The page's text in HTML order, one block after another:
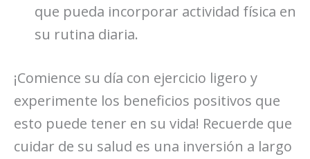
que pueda incorporar actividad física en
su rutina diaria.
¡Comience su día con ejercicio ligero y
experimente los beneficios positivos que
esto puede tener en su vida! Recuerde que
cuidar de su salud es una inversión a largo